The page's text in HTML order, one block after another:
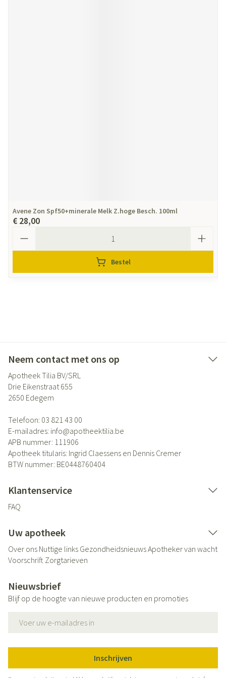
Avene Zon Spf50+minerale Melk Z.hoge Besch. 100ml
€ 28,00
Bestel
Neem contact met ons op
Apotheek Tilia BV/SRL
Drie Eikenstraat 655
2650 Edegem
Telefoon: 03 821 43 00
E-mailadres: info@apotheektilia.be
APB nummer: 111906
Apotheek titularis: Ingrid Claessens en Dennis Cremer
BTW nummer: BE0448760404
Klantenservice
FAQ
Uw apotheek
Over ons Nuttige links GezondheidsnieuwsApotheker van wacht
Voorschrift Zorgtarieven
Nieuwsbrief
Blijf op de hoogte van nieuwe producten en promoties
Inschrijven